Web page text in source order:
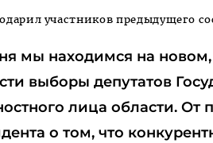
участников предыдущего
мы находимся на новом,
выборы депутатов
лица области. От
о том, что